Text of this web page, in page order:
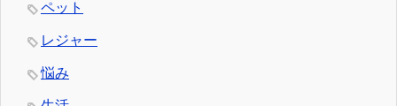
ペット
レジャー
悩み